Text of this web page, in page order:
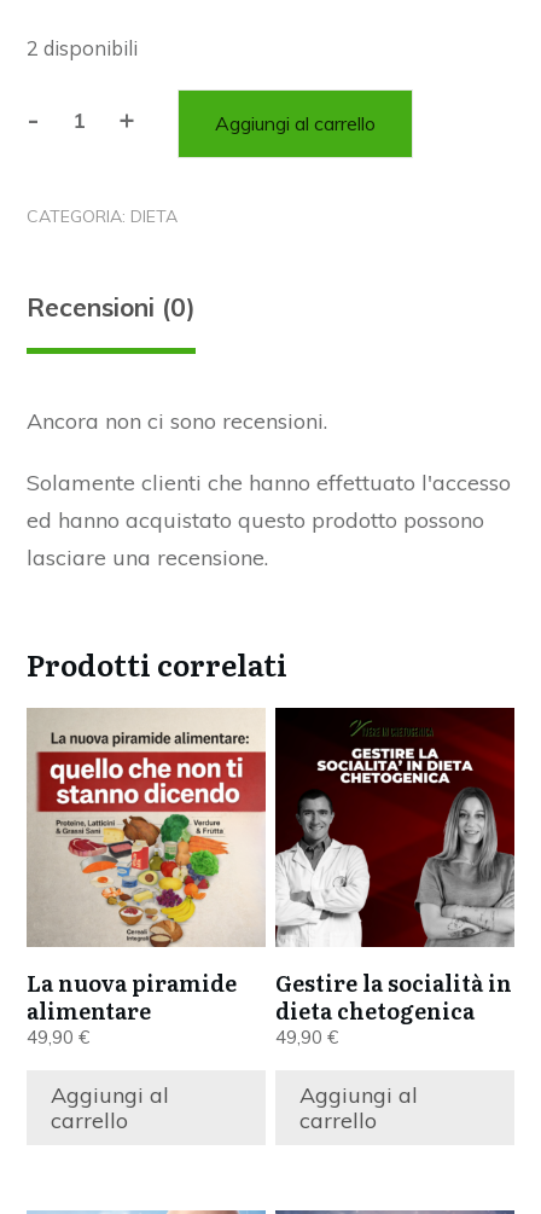
2 disponibili
-Bimestre + Aggiungi al carrello
CATEGORIA: DIETA
Recensioni (0)
Ancora non ci sono recensioni.
Solamente clienti che hanno effettuato l'accesso
ed hanno acquistato questo prodotto possono
lasciare una recensione.
Prodotti correlati
La nuova piramide
alimentare
49,90 €
Aggiungi al
carrello
Gestire la socialità in
dieta chetogenica
49,90€
Aggiungi al
carrello